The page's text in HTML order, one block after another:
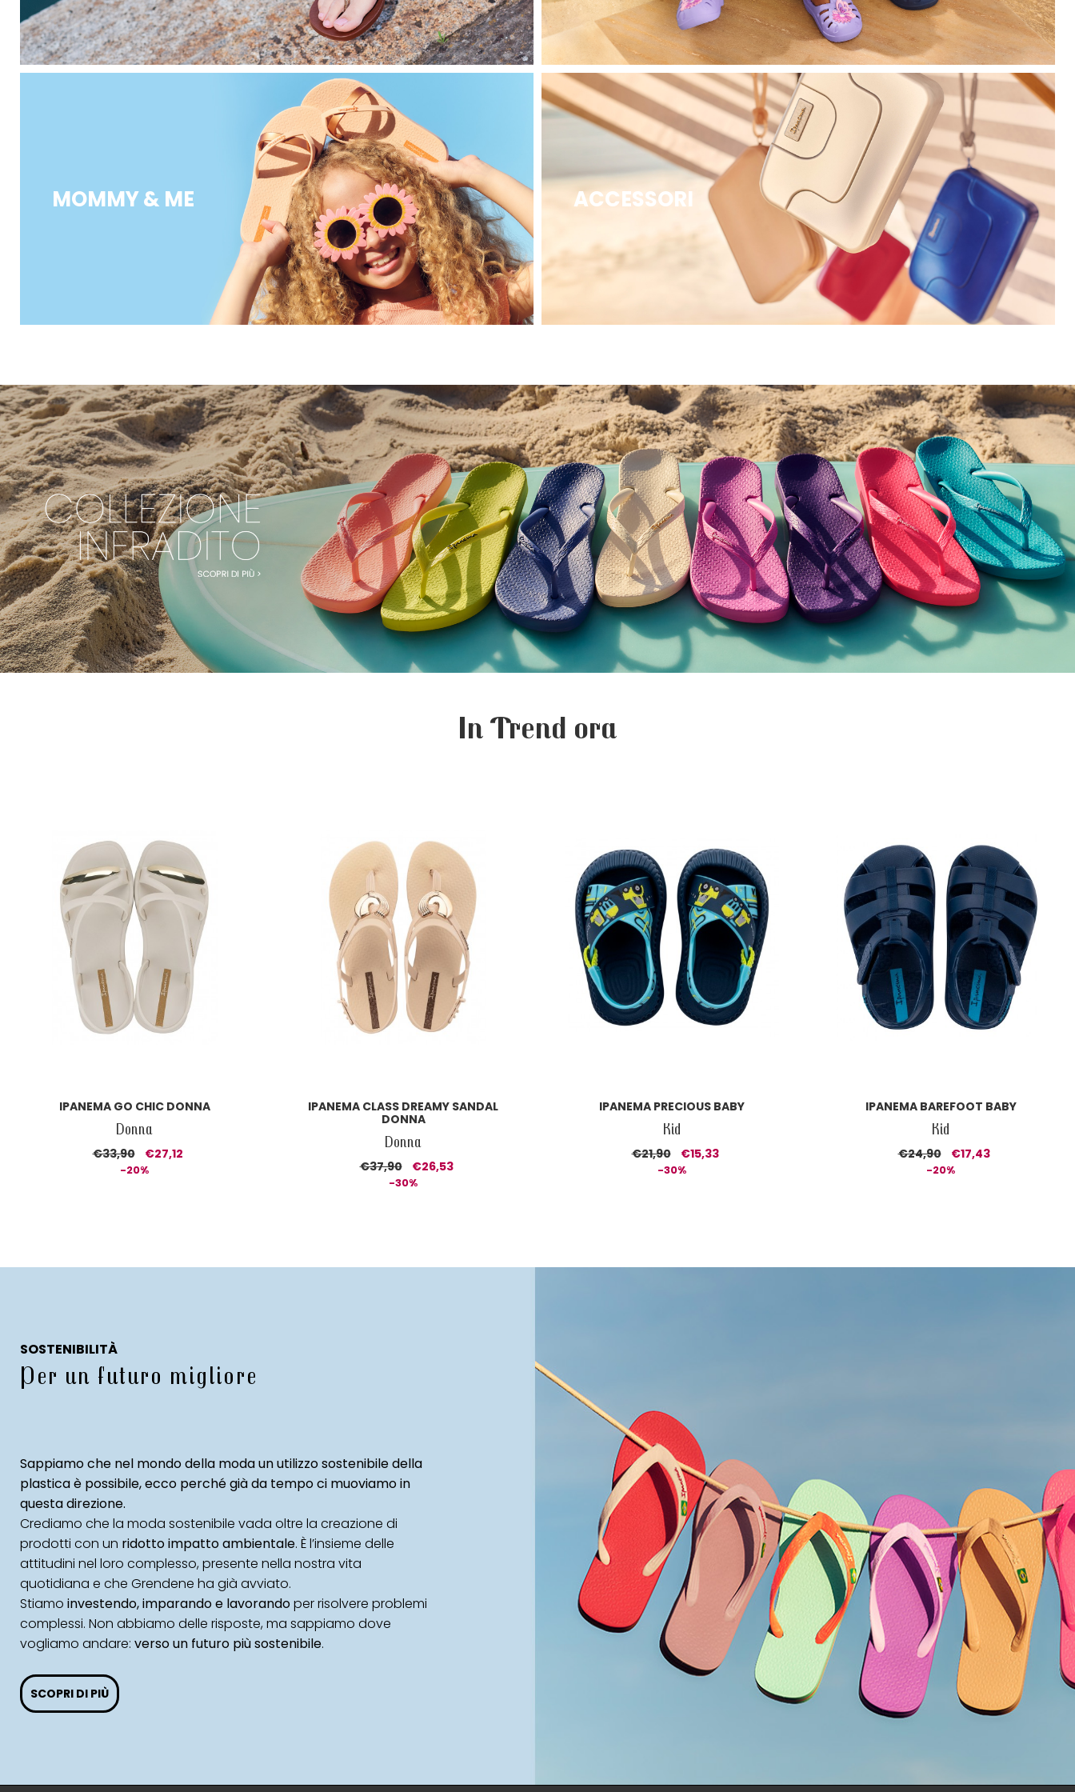
MOMMY & ME ACCESSORI
In Trend ora
IPANEMA GO CHIC DONNA
Donna
€33,90 €27,12
-20%
IPANEMA CLASS DREAMY SANDAL
DONNA
Donna
€37,90 €26,53
-30%
IPANEMA PRECIOUS BABY
Kid
€21,90 €15,33
-30%
IPANEMA BAREFOOT BABY
Kid
€24,90 €17,43
-20%
SOSTENIBILITÀ
Per un futuro migliore
Sappiamo che nel mondo della moda un utilizzo sostenibile della
plastica è possibile, ecco perché già da tempo ci muoviamo in
questa direzione.
Crediamo che la moda sostenibile vada oltre la creazione di
prodotti con un ridotto impatto ambientale. È l’insieme delle
attitudini nel loro complesso, presente nella nostra vita
quotidiana e che Grendene ha già avviato.
Stiamo investendo, imparando e lavorandoper risolvere problemi
complessi. Non abbiamo delle risposte, ma sappiamo dove
vogliamo andare: verso un futuro più sostenibile.
SCOPRI DI PIÙ